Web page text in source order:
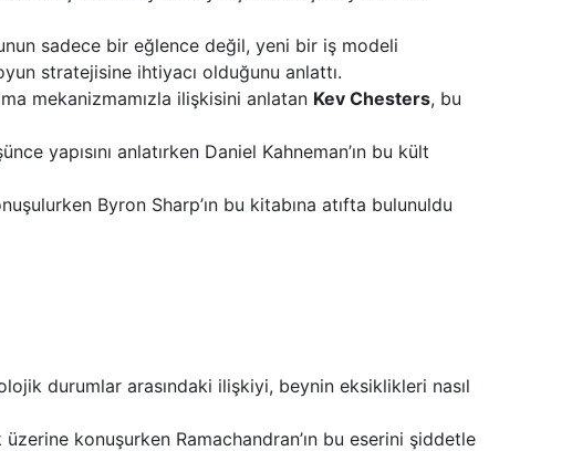
sadece bir eğlence değil, yeni bir iş modeli
stratejisine ihtiyacı olduğunu anlattı.
mekanizmamızla ilişkisini anlatan Kev Chesters, bu
yapısını anlatırken Daniel Kahneman’ın bu kült
Byron Sharp’ın bu kitabına atıfta bulunuldu
durumlar arasındaki ilişkiyi, beynin eksiklikleri nasıl
üzerine konuşurken Ramachandran’ın bu eserini şiddetle